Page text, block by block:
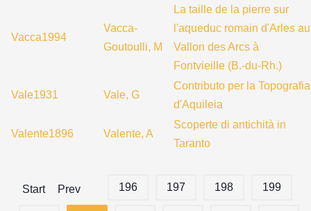
Vacca1994
Vacca-
Goutoulli, M
La taille de la pierre sur
l'aqueduc romain d'Arles au
Vallon des Arcs à
Fontvieille (B.-du-Rh.)
Vale1931 Vale, G
Contributo per la Topografia
d'Aquileia
Valente1896 Valente, A
Scoperte di antichità in
Taranto
Start Prev 196 197 198 199